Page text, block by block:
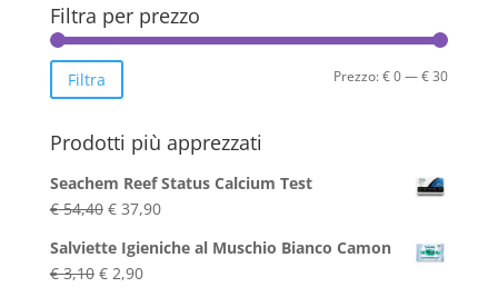
Filtra per prezzo
Prezzo
Prezzo
Filtra Prezzo:€ 0—€ 30
Prodotti più apprezzati
Seachem Reef Status Calcium Test
€54,40 Il
originale
era:
€37,90Il
attuale
Salviette Igieniche al Muschio Bianco Camon
€3,10 Il
€2,90Il